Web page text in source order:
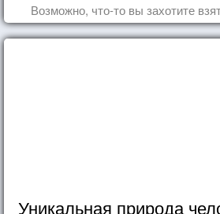
Возможно, что-то вы захотите
Уникальная природа